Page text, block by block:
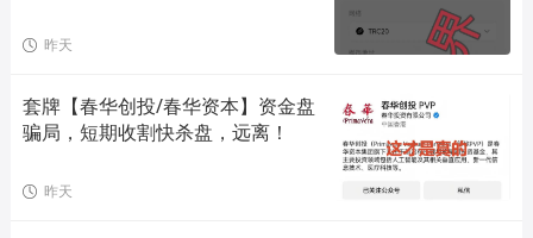
昨天
套牌【春华创投/春华资本】资金盘
骗局，短期收割快杀盘，远离！
昨天